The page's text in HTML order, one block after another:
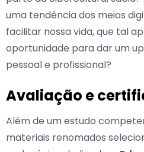
uma tendência dos meios
facilitar nossa vida, que tal
oportunidade para dar um
pessoal e profissional?
Avaliação e
Além de um estudo
materiais renomados